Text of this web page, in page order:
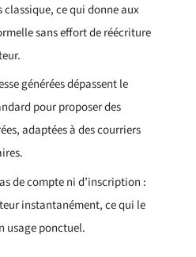
ce qui donne aux
sans effort de réécriture
générées dépassent le
pour proposer des
adaptées à des courriers
de compte ni d’inscription :
instantanément, ce qui le
usage ponctuel.